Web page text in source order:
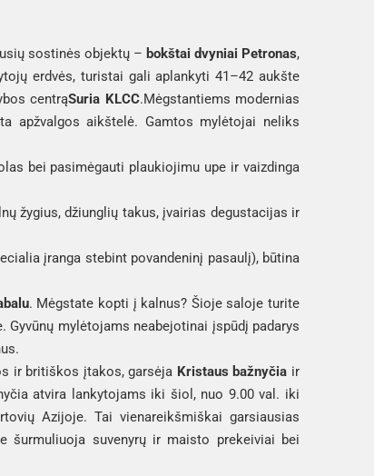
sostinės objektų – bokštai dvyniai Petronas,
erdvės, turistai gali aplankyti 41–42 aukšte
centrąSuria KLCC.Mėgstantiems modernias
apžvalgos aikštelė. Gamtos mylėtojai neliks
bei pasimėgauti plaukiojimu upe ir vaizdinga
žygius, džiunglių takus, įvairias degustacijas ir
įranga stebint povandeninį pasaulį), būtina
. Mėgstate kopti į kalnus? Šioje saloje turite
ir britiškos įtakos, garsėja Kristaus bažnyčia ir
atvira lankytojams iki šiol, nuo 9.00 val. iki
Azijoje. Tai vienareikšmiškai garsiausias
šurmuliuoja suvenyrų ir maisto prekeiviai bei